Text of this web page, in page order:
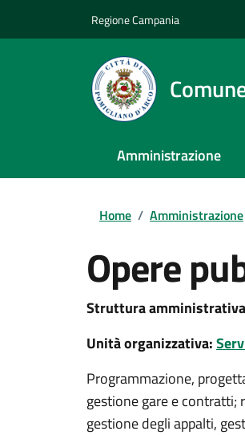
Regione Campania
Amministrazione
Home / Amministrazione
Opere
Struttura
Unità organizzativa:
Programmazione,
gestione gare e contratti;
gestione degli appalti,